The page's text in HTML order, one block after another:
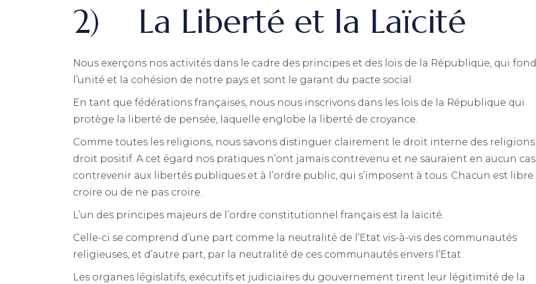
2) La Liberté et la Laïcité
Nous exerçons nos activités dans le cadre des principes et des lois de la République, qui
l’unité et la cohésion de notre pays et sont le garant du pacte social.
En tant que fédérations françaises, nous nous inscrivons dans les lois de la République qui
protège la liberté de pensée, laquelle englobe la liberté de croyance.
Comme toutes les religions, nous savons distinguer clairement le droit interne des religions
droit positif. A cet égard nos pratiques n’ont jamais contrevenu et ne sauraient en aucun cas
contrevenir aux libertés publiques et à l’ordre public, qui s’imposent à tous. Chacun est libre
croire ou de ne pas croire.
L’un des principes majeurs de l’ordre constitutionnel français est la laïcité.
Celle-ci se comprend d’une part comme la neutralité de l’Etat vis-à-vis des communautés
religieuses, et d’autre part, par la neutralité de ces communautés envers l’Etat.
Les organes législatifs, exécutifs et judiciaires du gouvernement tirent leur légitimité de la